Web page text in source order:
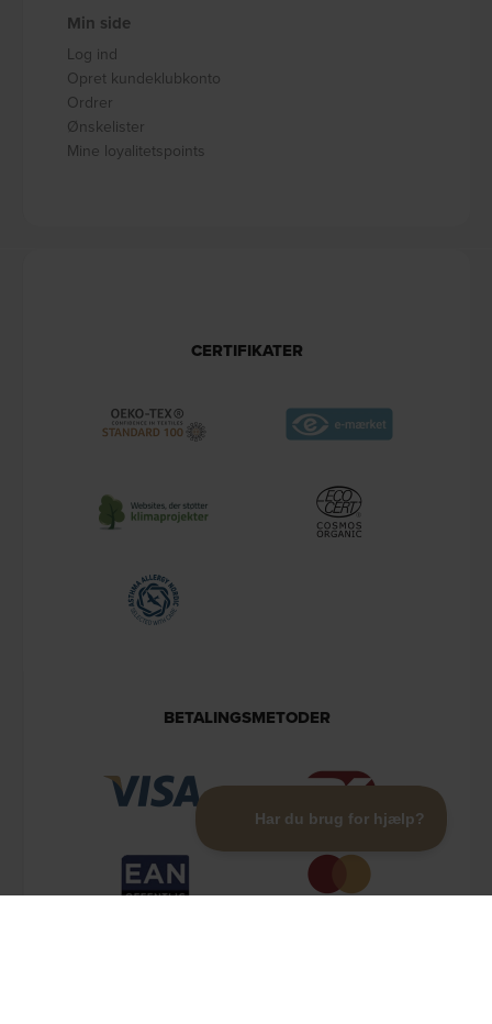
Min side
Log ind
Opret kundeklubkonto
Ordrer
Ønskelister
Mine loyalitetspoints
CERTIFIKATER
BETALINGSMETODER